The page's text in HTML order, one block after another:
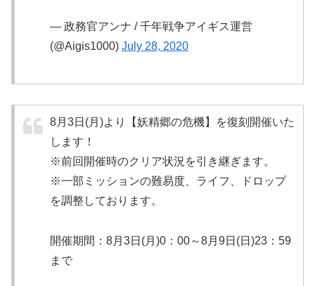
— 政務官アンナ / 千年戦争アイギス運営
(@Aigis1000) July 28, 2020
8月3日(月)より【妖精郷の危機】を復刻開催いた
します！
※前回開催時のクリア状況を引き継ぎます。
※一部ミッションの難易度、ライフ、ドロップ
を調整しております。
開催期間：8月3日(月)0：00～8月9日(日)23：59
まで